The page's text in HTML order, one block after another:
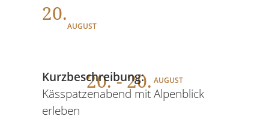
20.
AUGUST
20. - 20. AUGUST
Kurzbeschreibung:
Kässpatzenabend mit Alpenblick
erleben